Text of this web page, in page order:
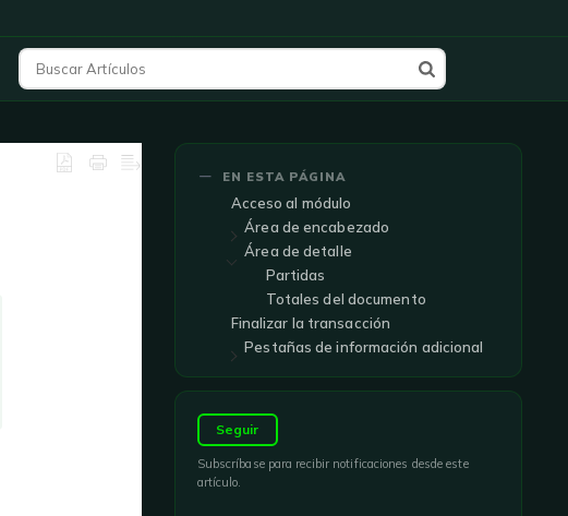
EN ESTA PÁGINA
Acceso al módulo
Área de encabezado
Área de detalle
Partidas
Totales del documento
Finalizar la transacción
Pestañas de información adicional
Seguir
Subscríbase para recibir notificaciones desde este
artículo.